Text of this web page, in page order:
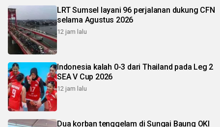
LRT Sumsel layani 96 perjalanan dukung CFN
selama Agustus 2026
12 jam lalu
Indonesia kalah 0-3 dari Thailand pada Leg 2
SEA V Cup 2026
12 jam lalu
Dua korban tenggelam di Sungai Baung OKI